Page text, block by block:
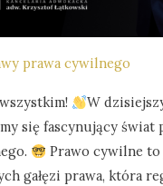
prawa cywilnego
W
się fascynujący świat
Prawo cywilne to
gałęzi prawa, która